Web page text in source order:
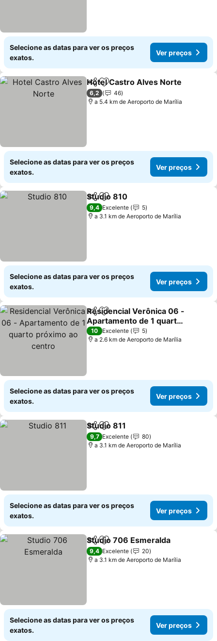
Selecione as datas para ver os preços
exatos.
Ver preços
PartilharAdicionar aos favoritos
Hotel Castro Alves Norte
6,2
46
a 5.4 km de Aeroporto de Marília
Selecione as datas para ver os preços
exatos.
Ver preços
PartilharAdicionar aos favoritos
Studio 810
9,4 Excelente
5
a 3.1 km de Aeroporto de Marília
Selecione as datas para ver os preços
exatos.
Ver preços
PartilharAdicionar aos favoritos
Residencial Verônica 06 -
Apartamento de 1 quarto
próximo ao centro
10 Excelente
5
a 2.6 km de Aeroporto de Marília
Selecione as datas para ver os preços
exatos.
Ver preços
PartilharAdicionar aos favoritos
Studio 811
9,7 Excelente
80
a 3.1 km de Aeroporto de Marília
Selecione as datas para ver os preços
exatos.
Ver preços
PartilharAdicionar aos favoritos
Studio 706 Esmeralda
9,4 Excelente
20
a 3.1 km de Aeroporto de Marília
Selecione as datas para ver os preços
exatos.
Ver preços